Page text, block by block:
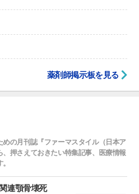
薬剤師掲示板を見る
の月刊誌『ファーマスタイル（日本ア
押さえておきたい特集記事、医療情報
連顎骨壊死